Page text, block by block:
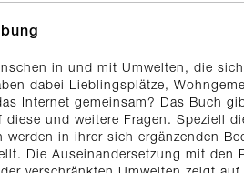
in und mit Umwelten, die
dabei Lieblingsplätze,
Internet gemeinsam? Das Buch
und weitere Fragen. Speziell
werden in ihrer sich ergänzenden
Die Auseinandersetzung mit den